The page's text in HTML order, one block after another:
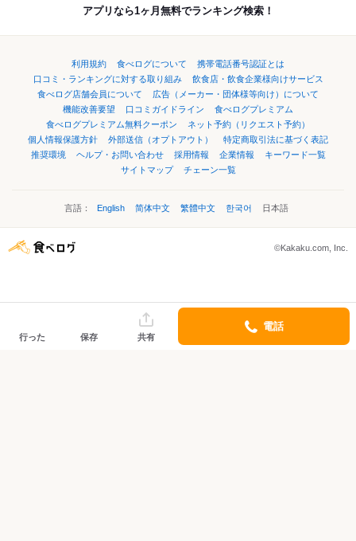
アプリなら1ヶ月無料でランキング検索！
利用規約 食べログについて
携帯電話番号認証とは
口コミ・ランキングに対する取り組み
飲食店・飲食企業様向けサービス
食べログ店舗会員について
広告（メーカー・団体様等向け）について
機能改善要望
口コミガイドライン
食べログプレミアム
食べログプレミアム無料クーポン
ネット予約（リクエスト予約）
個人情報保護方針
外部送信（オプトアウト）
特定商取引法に基づく表記
推奨環境
ヘルプ・お問い合わせ 採用情報 企業情報
キーワード一覧
サイトマップ
チェーン一覧
言語： English 简体中文 繁體中文 한국어 日本語
©Kakaku.com, Inc.
行った 保存 共有
電話